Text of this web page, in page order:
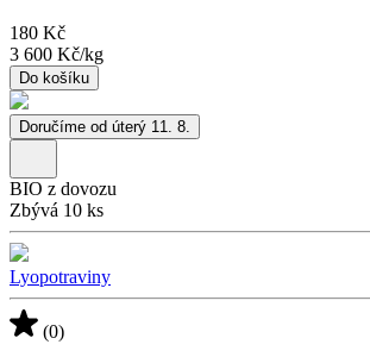
180 Kč
3 600 Kč/kg
Do košíku
Doručíme od úterý 11. 8.
BIO z dovozu
Zbývá 10 ks
Lyopotraviny
(0)